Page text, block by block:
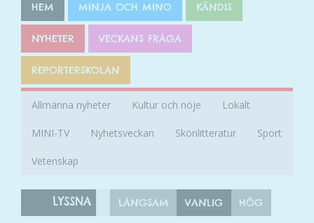
HEM MINJA OCH MINO KÄNDIS
NYHETER VECKANS FRÅGA
REPORTERSKOLAN
Allmänna nyheter Kultur och nöje Lokalt
MINI-TV Nyhetsveckan Skönlitteratur Sport
Vetenskap
LYSSNA LÅNGSAM VANLIG HÖG